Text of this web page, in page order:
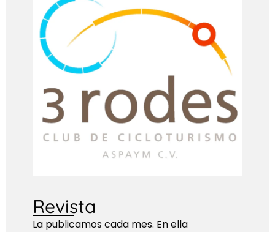
Revista
La publicamos cada mes. En ella